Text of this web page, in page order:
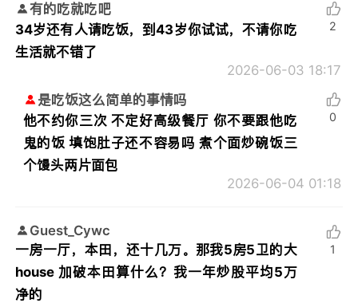
有的吃就吃吧
34岁还有人请吃饭，到43岁你试试，不请你吃
生活就不错了
2026-06-03 18:17
2
是吃饭这么简单的事情吗
他不约你三次 不定好高级餐厅 你不要跟他吃
鬼的饭 填饱肚子还不容易吗 煮个面炒碗饭三
个馒头两片面包
2026-06-04 01:18
0
Guest_Cywc
一房一厅，本田，还十几万。那我5房5卫的大
house 加破本田算什么？我一年炒股平均5万
净的
1